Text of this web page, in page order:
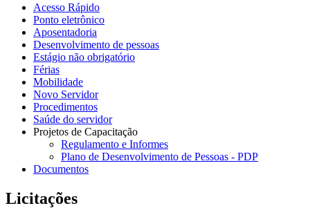
Acesso Rápido
Ponto eletrônico
Aposentadoria
Desenvolvimento de pessoas
Estágio não obrigatório
Férias
Mobilidade
Novo Servidor
Procedimentos
Saúde do servidor
Projetos de Capacitação
Regulamento e Informes
Plano de Desenvolvimento de Pessoas - PDP
Documentos
Licitações